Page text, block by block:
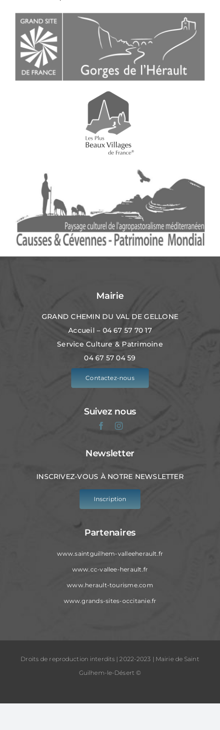
Mairie
GRAND CHEMIN DU VAL DE GELLONE
Accueil – 04 67 57 70 17
Service Culture & Patrimoine
04 67 57 04 59
Contactez-nous
Suivez nous
Newsletter
INSCRIVEZ-VOUS À NOTRE NEWSLETTER
Inscription
Partenaires
www.saintguilhem-valleeherault.fr
www.cc-vallee-herault.fr
www.herault-tourisme.com
www.grands-sites-occitanie.fr
Droits de reproduction interdits | 2022-2023 | Mairie de Saint
Guilhem-le-Désert ©